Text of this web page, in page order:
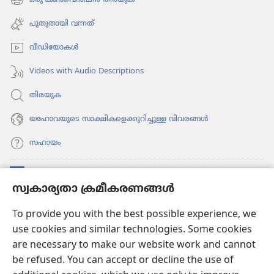
സ്വകാര്യതാ ക്രമീകരണങ്ങൾ
To provide you with the best possible experience, we
use cookies and similar technologies. Some cookies
are necessary to make our website work and cannot
be refused. You can accept or decline the use of
തുറക്കുക)
(പുതിയ
പേജ്
തുറക്കുക)
പുതുതായി വന്നത്‌
വീഡി​യോ​കൾ
Videos with Audio Descriptions
തിരയുക
യഹോവയുടെ സാക്ഷികളെക്കുറിച്ചുള്ള വിവരങ്ങൾ
സഹായം
പേജ്
വാച്ച്ടവര്‍ ഓണ്‍ലൈന്‍ ലൈബ്രറി
(പുതിയ
പേജ്
തുറക്കുക)JW ഹബ്ബ്
(പുതിയ
പേജ്
JW ലൈ​ബ്ര​റി